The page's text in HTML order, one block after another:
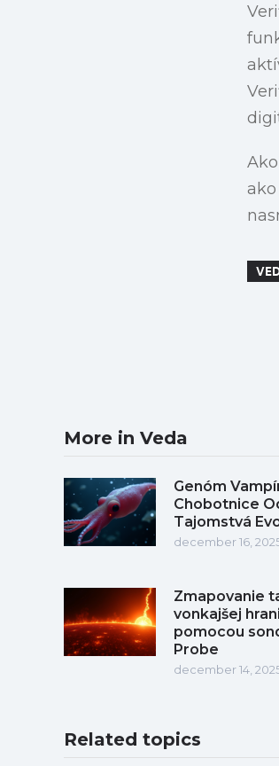
More in Veda
Genóm
Chobotnice
Tajomstvá
december 16,
Zmapovanie
vonkajšej
pomocou
Probe
december 14,
Related topics